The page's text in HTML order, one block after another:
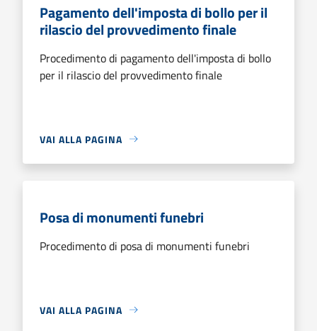
Pagamento dell'imposta di bollo per il
rilascio del provvedimento finale
Procedimento di pagamento dell'imposta di bollo
per il rilascio del provvedimento finale
VAI ALLA PAGINA
Posa di monumenti funebri
Procedimento di posa di monumenti funebri
VAI ALLA PAGINA